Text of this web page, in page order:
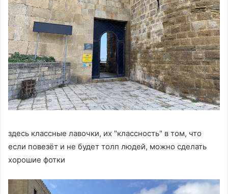
здесь классные лавочки, их "классность" в том, что
если повезёт и не будет толп людей, можно сделать
хорошие фотки